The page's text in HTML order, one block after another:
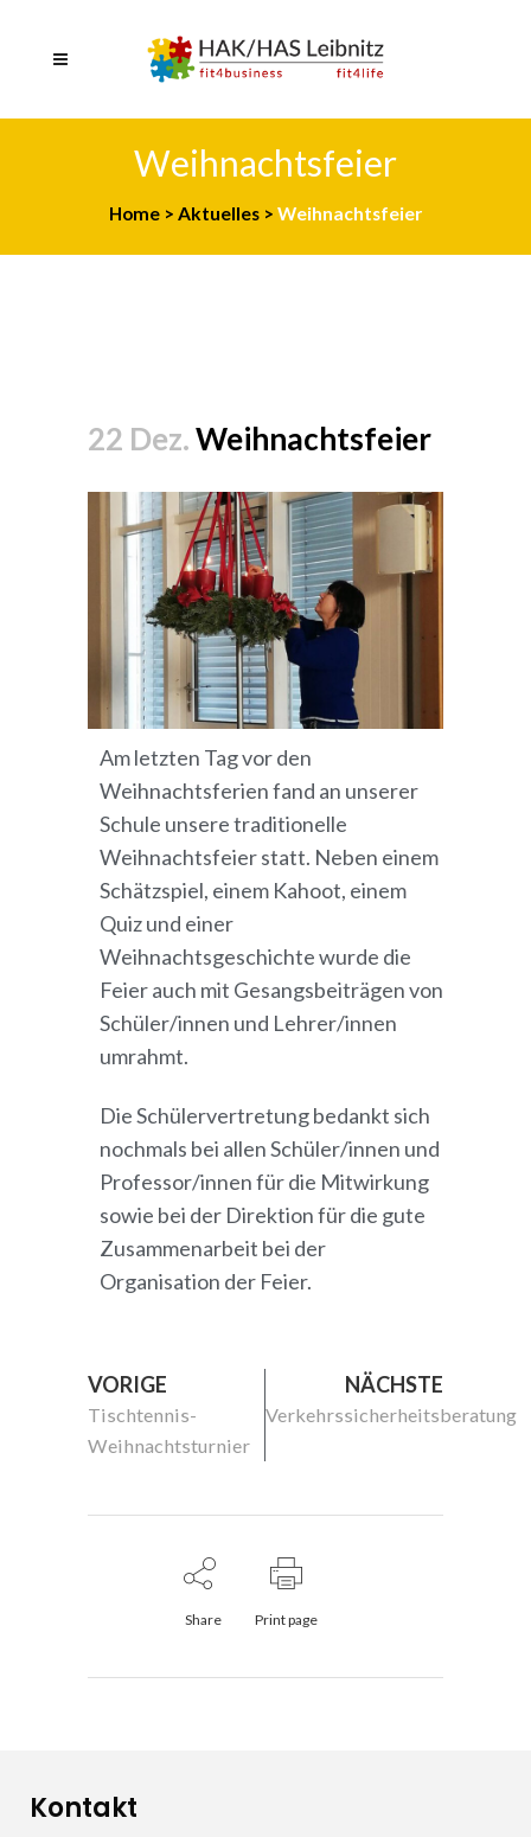
Weihnachtsfeier
Home > Aktuelles > Weihnachtsfeier
22 Dez.Weihnachtsfeier
Am letzten Tag vor den
Weihnachtsferien fand an unserer
Schule unsere traditionelle
Weihnachtsfeier statt. Neben einem
Schätzspiel, einem Kahoot, einem
Quiz und einer
Weihnachtsgeschichte wurde die
Feier auch mit Gesangsbeiträgen von
Schüler/innen und Lehrer/innen
umrahmt.
Die Schülervertretung bedankt sich
nochmals bei allen Schüler/innen und
Professor/innen für die Mitwirkung
sowie bei der Direktion für die gute
Zusammenarbeit bei der
Organisation der Feier.
VORIGE
Tischtennis-
Weihnachtsturnier
NÄCHSTE
Verkehrssicherheitsberatung
Share Print page
Kontakt